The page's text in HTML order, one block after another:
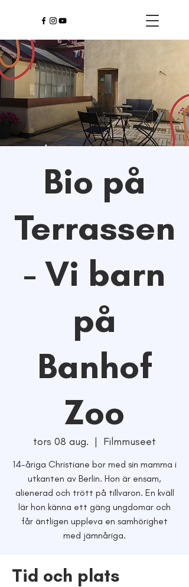
Bio på
Terrassen
- Vi barn
på
Banhof
Zoo
tors 08 aug.
  |
Filmmuseet
14-åriga Christiane bor med sin mamma i
utkanten av Berlin. Hon är ensam,
alienerad och trött på tillvaron. En kväll
lär hon känna ett gäng ungdomar och
får äntligen uppleva en samhörighet
med jämnåriga.
Tid och plats